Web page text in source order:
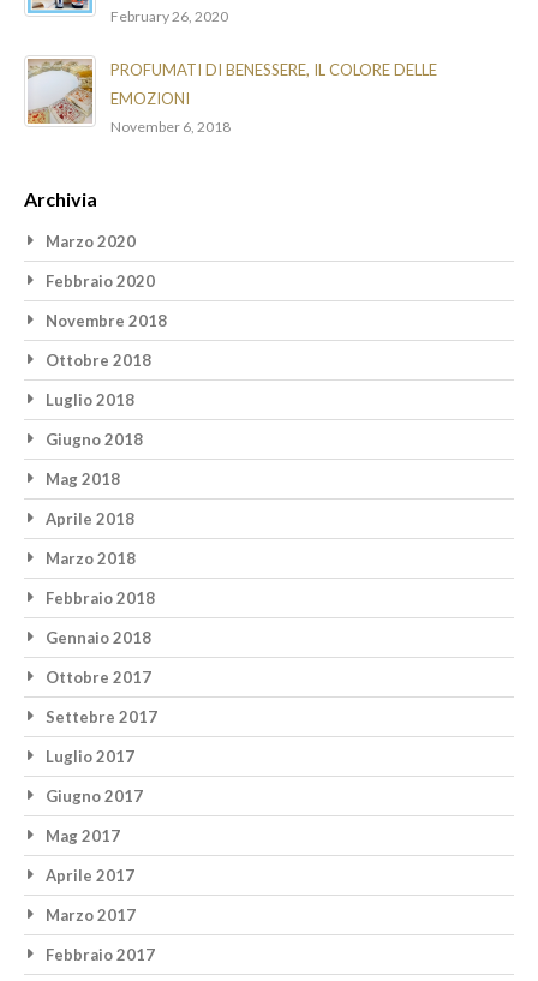
February 26, 2020
PROFUMATI DI BENESSERE, IL COLORE DELLE
EMOZIONI
November 6, 2018
Archivia
Marzo 2020
Febbraio 2020
Novembre 2018
Ottobre 2018
Luglio 2018
Giugno 2018
Mag 2018
Aprile 2018
Marzo 2018
Febbraio 2018
Gennaio 2018
Ottobre 2017
Settebre 2017
Luglio 2017
Giugno 2017
Mag 2017
Aprile 2017
Marzo 2017
Febbraio 2017